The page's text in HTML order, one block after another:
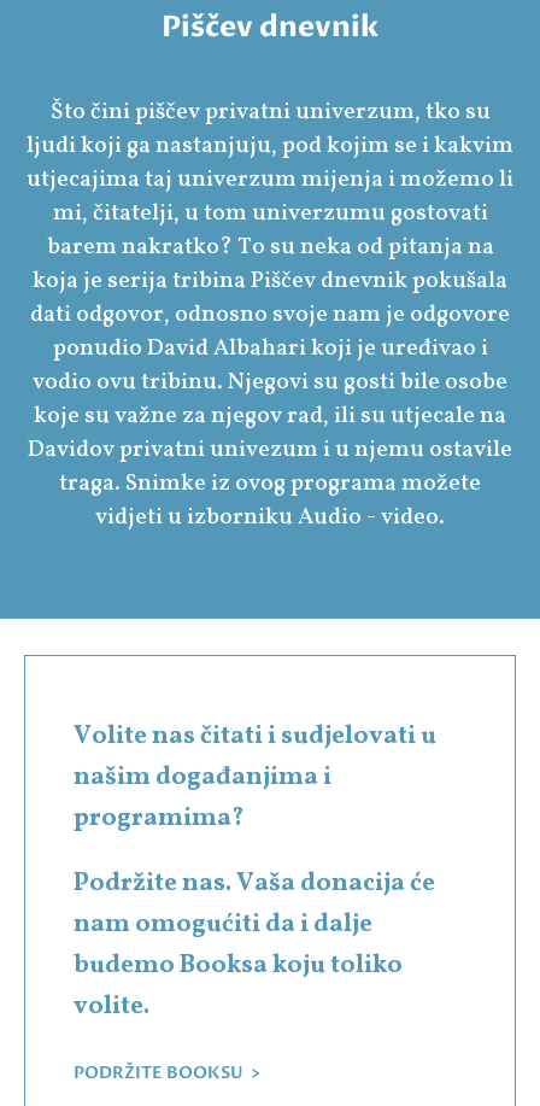
Piščev dnevnik
Što čini piščev privatni univerzum, tko su
ljudi koji ga nastanjuju, pod kojim se i kakvim
utjecajima taj univerzum mijenja i možemo li
mi, čitatelji, u tom univerzumu gostovati
barem nakratko? To su neka od pitanja na
koja je serija tribina Piščev dnevnik pokušala
dati odgovor, odnosno svoje nam je odgovore
ponudio David Albahari koji je uređivao i
vodio ovu tribinu. Njegovi su gosti bile osobe
koje su važne za njegov rad, ili su utjecale na
Davidov privatni univezum i u njemu ostavile
traga. Snimke iz ovog programa možete
vidjeti u izborniku Audio - video.
Volite nas čitati i sudjelovati u
našim događanjima i
programima?
Podržite nas. Vaša donacija će
nam omogućiti da i dalje
budemo Booksa koju toliko
volite.
PODRŽITE BOOKSU >